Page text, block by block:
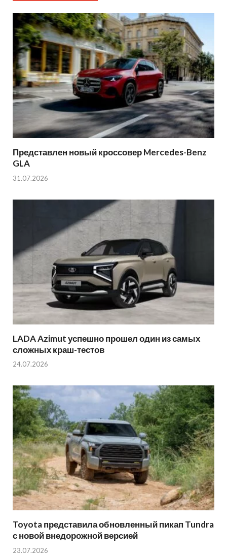
Представлен новый кроссовер Mercedes-Benz
GLA
31.07.2026
LADA Azimut успешно прошел один из самых
сложных краш-тестов
24.07.2026
Toyota представила обновленный пикап Tundra
с новой внедорожной версией
23.07.2026